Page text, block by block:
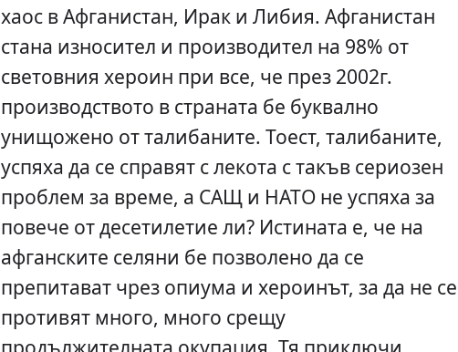
хаос в Афганистан, Ирак и Либия. Афганистан
стана износител и производител на 98% от
световния хероин при все, че през 2002г.
производството в страната бе буквално
унищожено от талибаните. Тоест, талибаните,
успяха да се справят с лекота с такъв сериозен
проблем за време, а САЩ и НАТО не успяха за
повече от десетилетие ли? Истината е, че на
афганските селяни бе позволено да се
препитават чрез опиума и хероинът, за да не се
противят много, много срещу